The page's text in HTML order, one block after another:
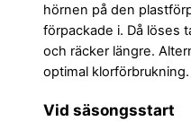
hörnen på den
förpackade i. Då löses
och räcker längre.
optimal klorförbrukning.
Vid säsongsstart